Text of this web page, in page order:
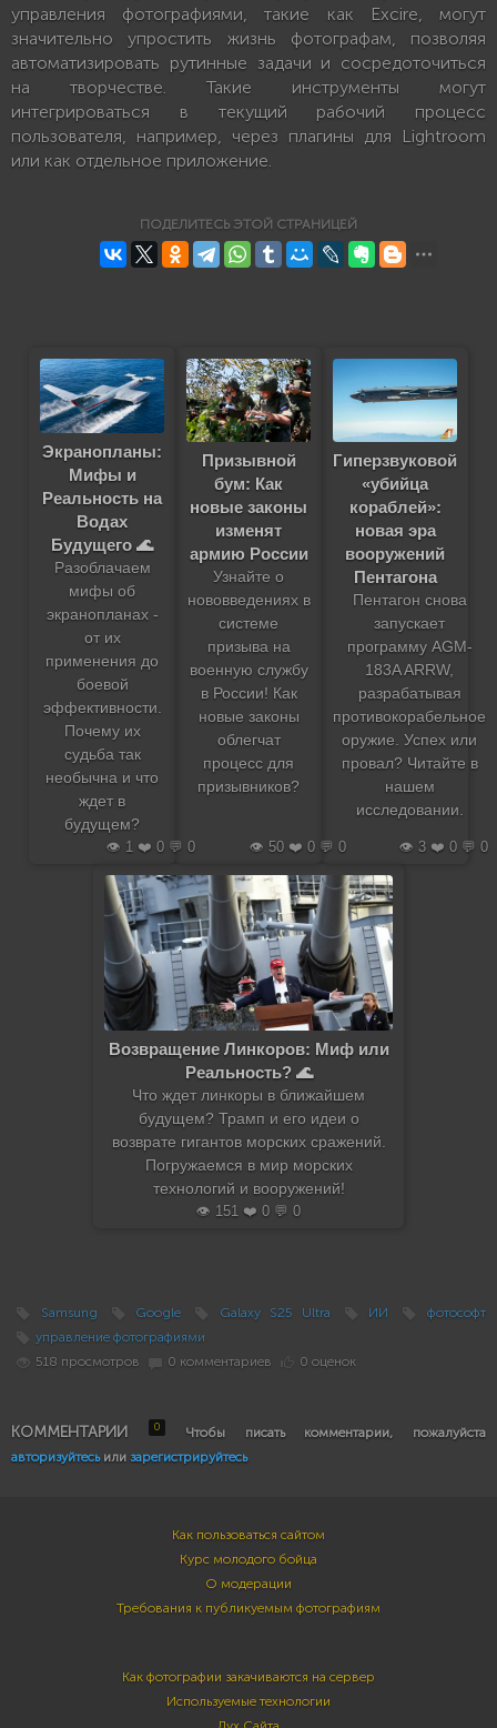
управления фотографиями, такие как Excire, могут
значительно упростить жизнь фотографам, позволяя
автоматизировать рутинные задачи и сосредоточиться
на творчестве. Такие инструменты могут
интегрироваться в текущий рабочий процесс
пользователя, например, через плагины для Lightroom
или как отдельное приложение.
ПОДЕЛИТЕСЬ ЭТОЙ СТРАНИЦЕЙ
Экранопланы:
Мифы и
Реальность на
Водах
Будущего 🌊
Разоблачаем
мифы об
экранопланах -
от их
применения до
боевой
эффективности.
Почему их
судьба так
необычна и что
ждет в
будущем?
👁️ 1 ❤️ 0 💬 0
Призывной
бум: Как
новые законы
изменят
армию России
Узнайте о
нововведениях в
системе
призыва на
военную службу
в России! Как
новые законы
облегчат
процесс для
призывников?
👁️ 50 ❤️ 0 💬 0
Гиперзвуковой
«убийца
кораблей»:
новая эра
вооружений
Пентагона
Пентагон снова
запускает
программу AGM-
183A ARRW,
разрабатывая
противокорабельное
оружие. Успех или
провал? Читайте в
нашем
исследовании.
👁️ 3 ❤️ 0 💬 0
Возвращение Линкоров: Миф или
Реальность? 🌊
Что ждет линкоры в ближайшем
будущем? Трамп и его идеи о
возврате гигантов морских сражений.
Погружаемся в мир морских
технологий и вооружений!
👁️ 151 ❤️ 0 💬 0
Samsung Google Galaxy S25 Ultra ИИ
фотософт
управление фотографиями
518 просмотров
0 комментариев 0 оценок
КОММЕНТАРИИ 0
Чтобы писать комментарии, пожалуйста
авторизуйтесьили зарегистрируйтесь
Как пользоваться сайтом
Курс молодого бойца
О модерации
Требования к публикуемым фотографиям
Как фотографии закачиваются на сервер
Используемые технологии